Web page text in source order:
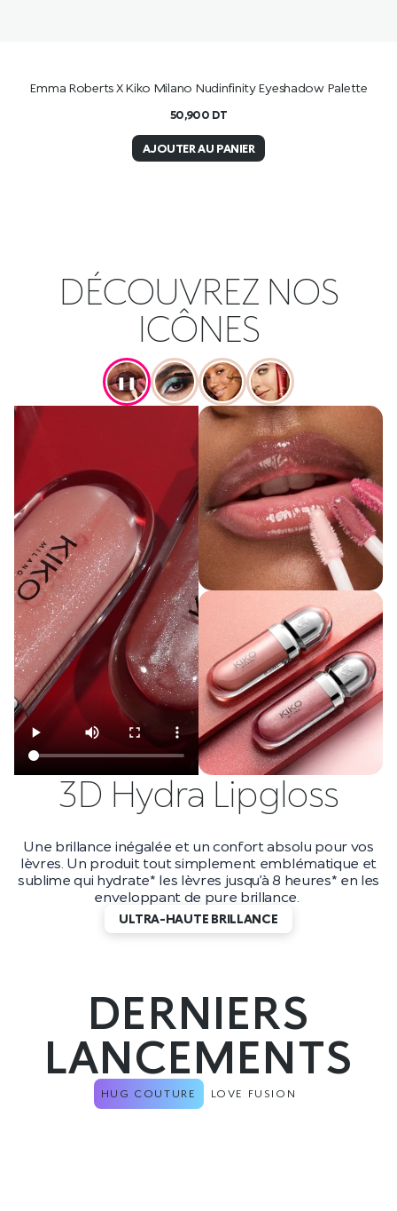
Emma Roberts X Kiko Milano Nudinfinity Eyeshadow Palette
50,900 DT
AJOUTER AU PANIER
DÉCOUVREZ NOS
ICÔNES
❚❚
3D Hydra Lipgloss
Une brillance inégalée et un confort absolu pour vos
lèvres. Un produit tout simplement emblématique et
sublime qui hydrate* les lèvres jusqu’à 8 heures* en les
enveloppant de pure brillance.
ULTRA-HAUTE BRILLANCE
DERNIERS
LANCEMENTS
HUG COUTURE LOVE FUSION